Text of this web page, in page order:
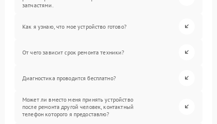
запчастями.
Как я узнаю, что мое устройство готово?
От чего зависит срок ремонта техники?
Диагностика проводится бесплатно?
Может ли вместо меня принять устройство
после ремонта другой человек, контактный
телефон которого я предоставлю?